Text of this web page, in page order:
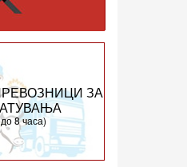
ЗА
8 часа)